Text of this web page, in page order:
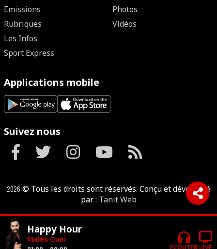
Emissions
Rubriques
Les Infos
Sport Express
Photos
Vidéos
Applications mobile
Suivez nous
2026 © Tous les droits sont réservés. Conçu et développé
par : Tanit Web
Happy Hour
Malek Ouni headphones
ECOUTER
tv
LIVE